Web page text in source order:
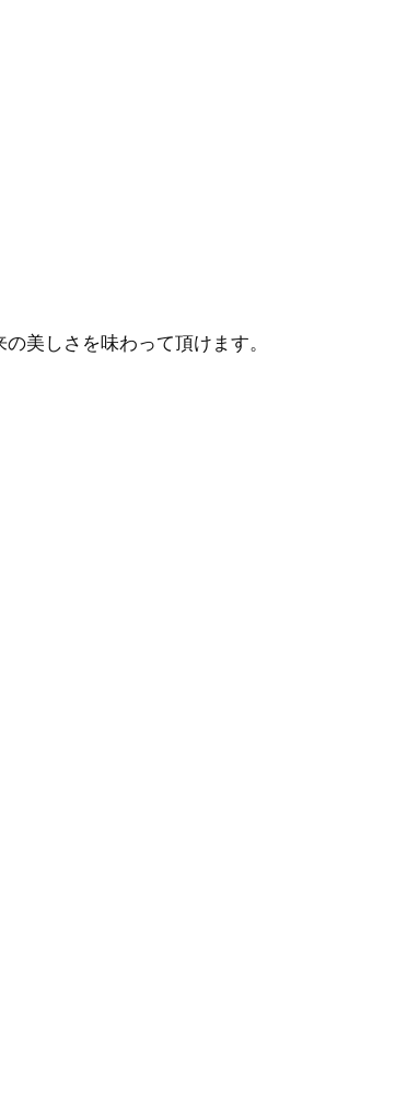
美しさを味わって頂けます。